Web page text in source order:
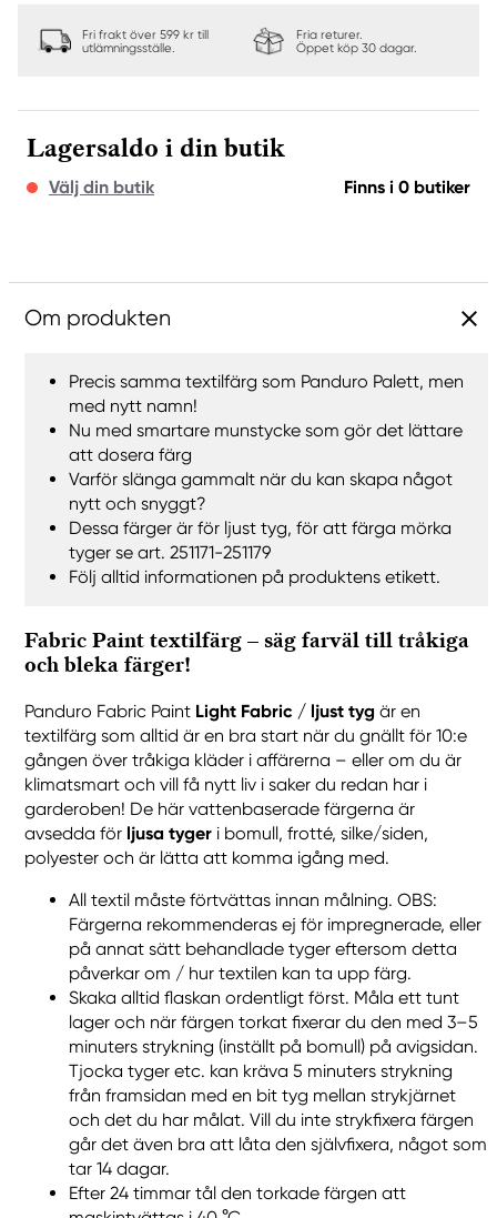
Fri frakt över 599 kr till
utlämningsställe.
Fria returer.
Öppet köp 30 dagar.
Lagersaldo i din butik
Välj din butik Finns i 0 butiker
Om produkten
Precis samma textilfärg som Panduro Palett, men
med nytt namn!
Nu med smartare munstycke som gör det lättare
att dosera färg
Varför slänga gammalt när du kan skapa något
nytt och snyggt?
Dessa färger är för ljust tyg, för att färga mörka
tyger se art. 251171-251179
Följ alltid informationen på produktens etikett.
Fabric Paint textilfärg – säg farväl till tråkiga
och bleka färger!
Panduro Fabric Paint Light Fabric / ljust tyg är en
textilfärg som alltid är en bra start när du gnällt för 10:e
gången över tråkiga kläder i affärerna – eller om du är
klimatsmart och vill få nytt liv i saker du redan har i
garderoben! De här vattenbaserade färgerna är
avsedda för ljusa tyger i bomull, frotté, silke/siden,
polyester och är lätta att komma igång med.
All textil måste förtvättas innan målning. OBS:
Färgerna rekommenderas ej för impregnerade, eller
på annat sätt behandlade tyger eftersom detta
påverkar om / hur textilen kan ta upp färg.
Skaka alltid flaskan ordentligt först. Måla ett tunt
lager och när färgen torkat fixerar du den med 3–5
minuters strykning (inställt på bomull) på avigsidan.
Tjocka tyger etc. kan kräva 5 minuters strykning
från framsidan med en bit tyg mellan strykjärnet
och det du har målat. Vill du inte strykfixera färgen
går det även bra att låta den självfixera, något som
tar 14 dagar.
Efter 24 timmar tål den torkade färgen att